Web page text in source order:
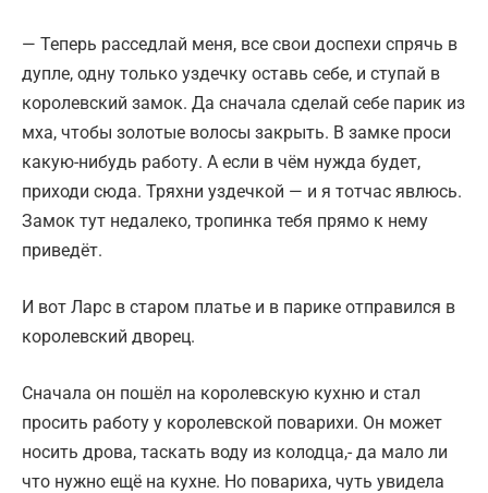
— Теперь расседлай меня, все свои доспехи спрячь в
дупле, одну только уздечку оставь себе, и ступай в
королевский замок. Да сначала сделай себе парик из
мха, чтобы золотые волосы закрыть. В замке проси
какую-нибудь работу. А если в чём нужда будет,
приходи сюда. Тряхни уздечкой — и я тотчас явлюсь.
Замок тут недалеко, тропинка тебя прямо к нему
приведёт.
И вот Ларс в старом платье и в парике отправился в
королевский дворец.
Сначала он пошёл на королевскую кухню и стал
просить работу у королевской поварихи. Он может
носить дрова, таскать воду из колодца,- да мало ли
что нужно ещё на кухне. Но повариха, чуть увидела